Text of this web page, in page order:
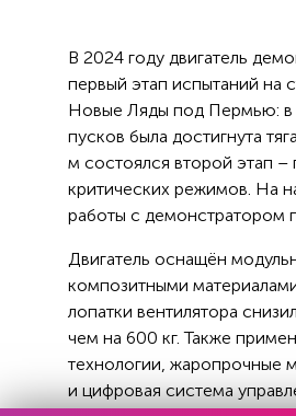
В 2024 году двигатель
первый этап испытаний на
Новые Ляды под Пермью: в
пусков была достигнута
м состоялся второй этап –
критических режимов. На
работы с демонстратором
Двигатель оснащён
композитными
лопатки вентилятора
чем на 600 кг. Также
технологии, жаропрочные
и цифровая система